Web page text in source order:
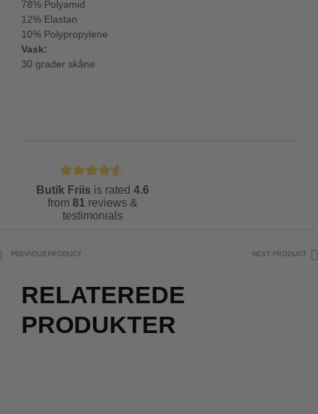
78% Polyamid
12% Elastan
10% Polypropylene
Vask:
30 grader skåne
Butik Friis is rated 4.6
from 81 reviews &
testimonials
PREVIOUS PRODUCT NEXT PRODUCT
RELATEREDE
PRODUKTER